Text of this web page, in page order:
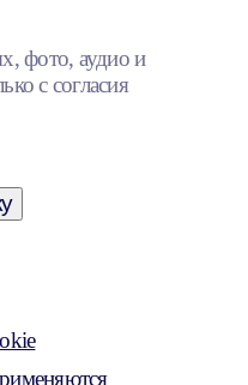
фото, аудио и
с согласия